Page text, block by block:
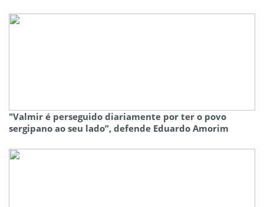
"Valmir é perseguido diariamente por ter o povo
sergipano ao seu lado”, defende Eduardo Amorim